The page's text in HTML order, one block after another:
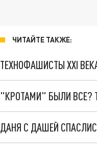
ЧИТАЙТЕ ТАКЖЕ:
ТЕХНОФАШИСТЫ XXI
"КРОТАМИ" БЫЛИ ВСЕ?
ДАНЯ С ДАШЕЙ